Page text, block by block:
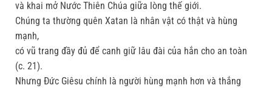
và khai mở Nước Thiên Chúa giữa lòng thế giới.
Chúng ta thường quên Xatan là nhân vật có thật và hùng
mạnh,
có vũ trang đầy đủ để canh giữ lâu đài của hắn cho an toàn
(c. 21).
Nhưng Đức Giêsu chính là người hùng mạnh hơn và thắng